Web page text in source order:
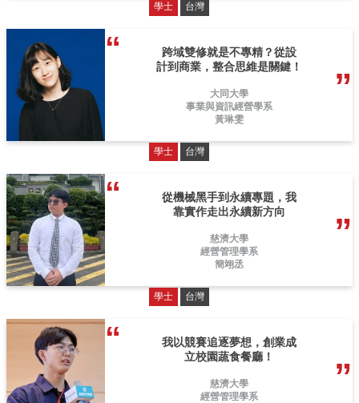
學士 台灣
跨域雙修就是不專精？從設
計到商業，整合思維是關鍵！
大同大學
事業與資訊經營學系
黃琳雯
學士 台灣
從機械黑手到永續專題，我
靠實作走出永續新方向
慈濟大學
經營管理學系
簡翊丞
學士 台灣
我以競賽追逐夢想，創業成
立校園蔬食餐廳！
慈濟大學
經營管理學系